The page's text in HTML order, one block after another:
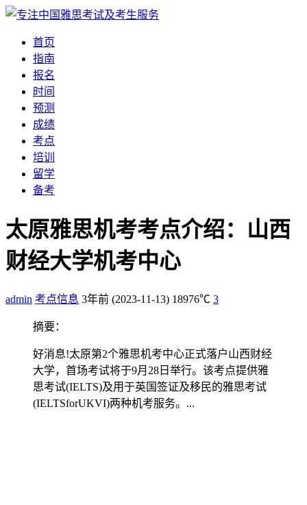
首页
指南
报名
时间
预测
成绩
考点
培训
留学
备考
太原雅思机考考点介绍：山西
财经大学机考中心
admin 考点信息 3年前 (2023-11-13) 18976℃ 3
摘要：
好消息!太原第2个雅思机考中心正式落户山西财经
大学，首场考试将于9月28日举行。该考点提供雅
思考试(IELTS)及用于英国签证及移民的雅思考试
(IELTSforUKVI)两种机考服务。...